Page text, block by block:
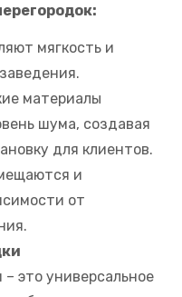
мягкость и
материалы
шума, создавая
для клиентов.
и
от
это универсальное